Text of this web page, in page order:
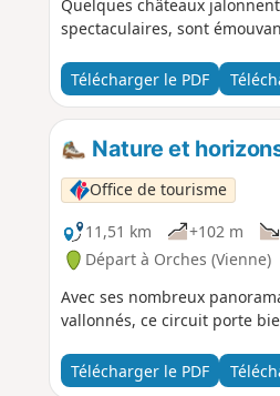
Quelques châteaux
spectaculaires, sont
Télécharger le PDF
Nature et
Office de tourisme
11,51 km
+102 m
Départ à Orches (Vienne)
Avec ses nombreux
vallonnés, ce circuit porte
Télécharger le PDF